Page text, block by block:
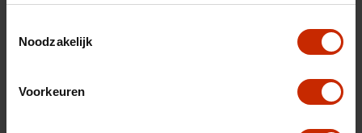
Noodzakelijk
Voorkeuren